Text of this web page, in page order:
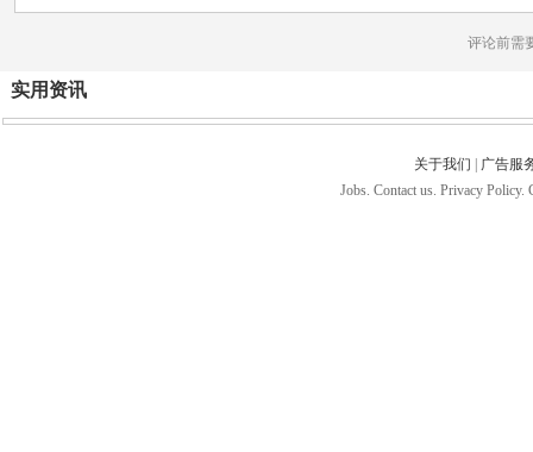
评论前需
实用资讯
关于我们
广告服
Jobs. Contact us. Privacy